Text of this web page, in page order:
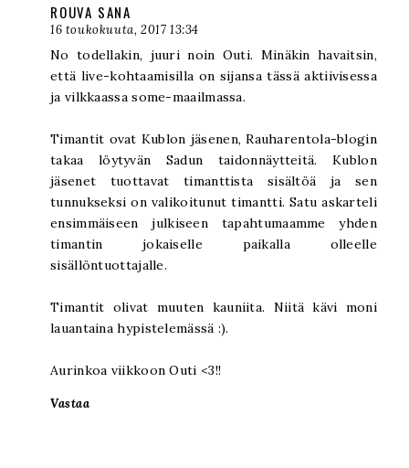
ROUVA SANA
16 toukokuuta, 2017 13:34
No todellakin, juuri noin Outi. Minäkin havaitsin,
että live-kohtaamisilla on sijansa tässä aktiivisessa
ja vilkkaassa some-maailmassa.
Timantit ovat Kublon jäsenen, Rauharentola-blogin
takaa löytyvän Sadun taidonnäytteitä. Kublon
jäsenet tuottavat timanttista sisältöä ja sen
tunnukseksi on valikoitunut timantti. Satu askarteli
ensimmäiseen julkiseen tapahtumaamme yhden
timantin jokaiselle paikalla olleelle
sisällöntuottajalle.
Timantit olivat muuten kauniita. Niitä kävi moni
lauantaina hypistelemässä :).
Aurinkoa viikkoon Outi <3!!
Vastaa